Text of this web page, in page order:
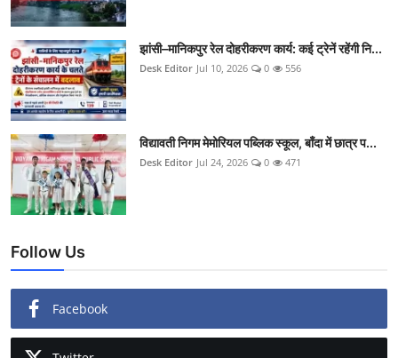
झांसी–मानिकपुर रेल दोहरीकरण कार्य: कई ट्रेनें रहेंगी नि...
Desk Editor Jul 10, 2026 0 556
विद्यावती निगम मेमोरियल पब्लिक स्कूल, बाँदा में छात्र प...
Desk Editor Jul 24, 2026 0 471
Follow Us
Facebook